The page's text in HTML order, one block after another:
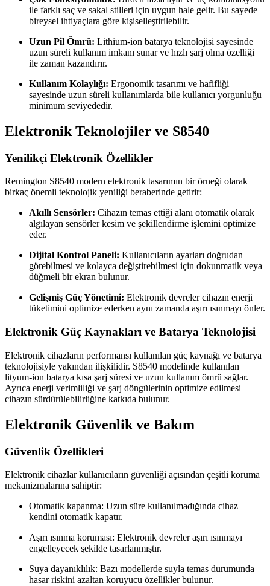
ile farklı saç ve sakal stilleri için uygun hale gelir. Bu sayede
bireysel ihtiyaçlara göre kişiselleştirilebilir.
Uzun Pil Ömrü: Lithium-ion batarya teknolojisi sayesinde
uzun süreli kullanım imkanı sunar ve hızlı şarj olma özelliği
ile zaman kazandırır.
Kullanım Kolaylığı: Ergonomik tasarımı ve hafifliği
sayesinde uzun süreli kullanımlarda bile kullanıcı yorgunluğu
minimum seviyededir.
Elektronik Teknolojiler ve S8540
Yenilikçi Elektronik Özellikler
Remington S8540 modern elektronik tasarımın bir örneği olarak
birkaç önemli teknolojik yeniliği beraberinde getirir:
Akıllı Sensörler: Cihazın temas ettiği alanı otomatik olarak
algılayan sensörler kesim ve şekillendirme işlemini optimize
eder.
Dijital Kontrol Paneli: Kullanıcıların ayarları doğrudan
görebilmesi ve kolayca değiştirebilmesi için dokunmatik veya
düğmeli bir ekran bulunur.
Gelişmiş Güç Yönetimi: Elektronik devreler cihazın enerji
tüketimini optimize ederken aynı zamanda aşırı ısınmayı önler.
Elektronik Güç Kaynakları ve Batarya Teknolojisi
Elektronik cihazların performansı kullanılan güç kaynağı ve batarya
teknolojisiyle yakından ilişkilidir. S8540 modelinde kullanılan
lityum-ion batarya kısa şarj süresi ve uzun kullanım ömrü sağlar.
Ayrıca enerji verimliliği ve şarj döngülerinin optimize edilmesi
cihazın sürdürülebilirliğine katkıda bulunur.
Elektronik Güvenlik ve Bakım
Güvenlik Özellikleri
Elektronik cihazlar kullanıcıların güvenliği açısından çeşitli koruma
mekanizmalarına sahiptir:
Otomatik kapanma: Uzun süre kullanılmadığında cihaz
kendini otomatik kapatır.
Aşırı ısınma koruması: Elektronik devreler aşırı ısınmayı
engelleyecek şekilde tasarlanmıştır.
Suya dayanıklılık: Bazı modellerde suyla temas durumunda
hasar riskini azaltan koruyucu özellikler bulunur.